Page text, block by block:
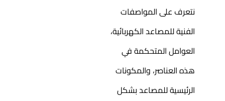
نتعرف على المواصفات
الفنية للمصاعد الكهربائية،
العوامل المتحكمة في
هذه العناصر، والمكونات
الرئيسية للمصاعد بشكل